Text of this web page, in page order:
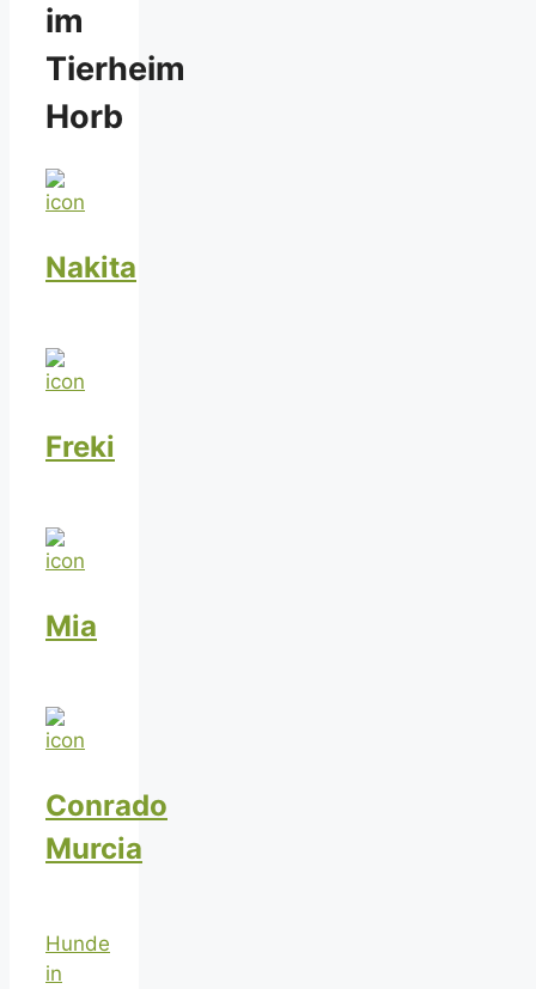
im
Tierheim
Horb
Nakita
Freki
Mia
Conrado
Murcia
Hunde
in